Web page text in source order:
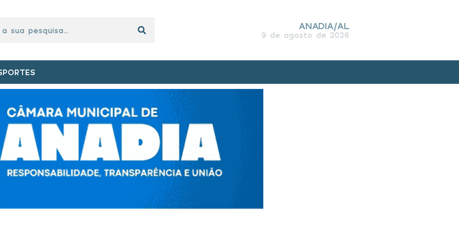
ANADIA/AL
9 de agosto de 2026